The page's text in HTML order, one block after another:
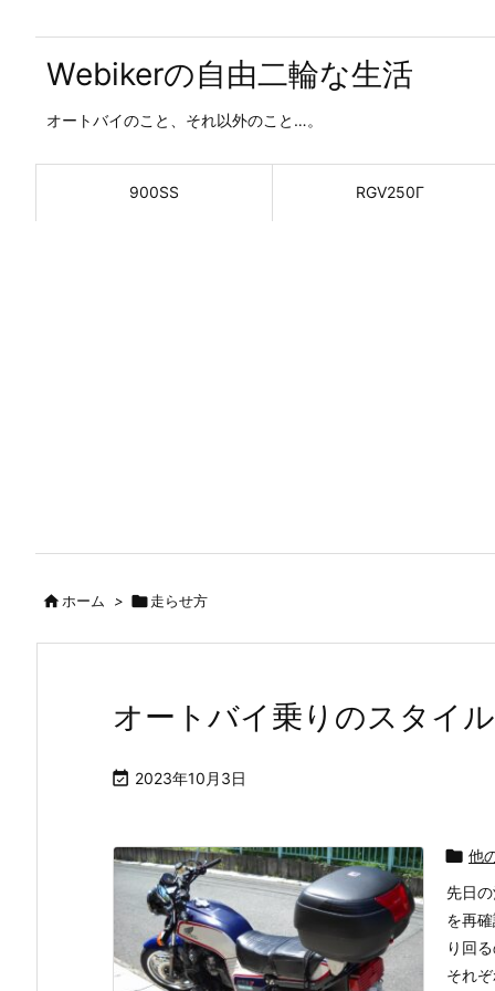
Webikerの自由二輪な生活
オートバイのこと、それ以外のこと…。
900SS RGV250Γ
ホーム > 走らせ方
オートバイ乗りのスタイ
 2023年10月3日
 他
先日
を再
り回
それ